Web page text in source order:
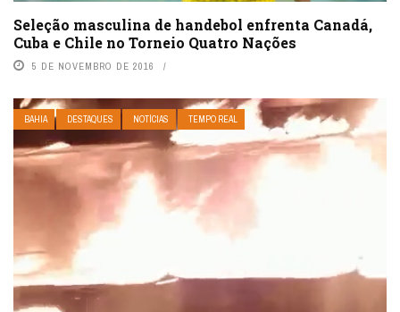
Seleção masculina de handebol enfrenta Canadá,
Cuba e Chile no Torneio Quatro Nações
5 DE NOVEMBRO DE 2016
BAHIA DESTAQUES NOTÍCIAS TEMPO REAL